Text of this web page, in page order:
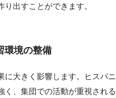
出すことができます。
環境の整備
に大きく影響します。ヒスパニ
く、集団での活動が重視される